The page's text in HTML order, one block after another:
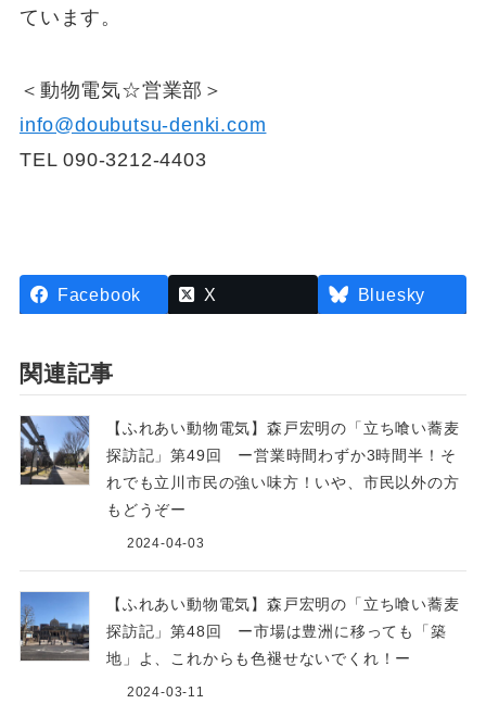
ています。
＜動物電気☆営業部＞
info@doubutsu-denki.com
TEL 090-3212-4403
Facebook X Bluesky
関連記事
【ふれあい動物電気】森戸宏明の「立ち喰い蕎麦
探訪記」第49回 ー営業時間わずか3時間半！そ
れでも立川市民の強い味方！いや、市民以外の方
もどうぞー
2024-04-03
【ふれあい動物電気】森戸宏明の「立ち喰い蕎麦
探訪記」第48回 ー市場は豊洲に移っても「築
地」よ、これからも色褪せないでくれ！ー
2024-03-11